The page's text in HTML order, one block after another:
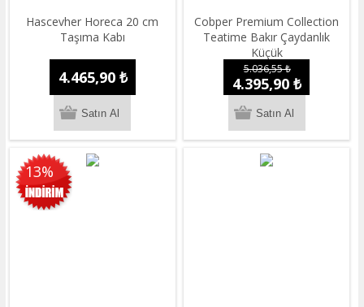
Hascevher Horeca 20 cm
Taşıma Kabı
4.465,90 ₺
Cobper Premium Collection
Teatime Bakır Çaydanlık
Küçük
5.036,55 ₺
4.395,90 ₺
13%